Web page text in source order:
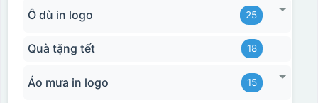
Ô dù in logo 25
Quà tặng tết 18
Áo mưa in logo 15